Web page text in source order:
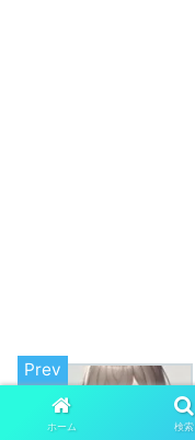
ホーム 検索